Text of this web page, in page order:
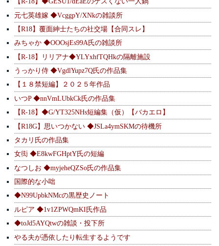
元七英雄嫁 ◆VcggpY/XNkの雑談所
【R18】覆面紳士たちの社交場【合同スレ】
みちゃか ◆OOOsjEs99A氏の雑談所
【R-18】リリアナ◆YLYxhfTQHkの隔離施設
うっかり侍 ◆VgdlYupz7Q氏の作品集
【１８禁短編】２０２５年作品
いつP ◆nnVmLUbkCk氏の作品集
【R-18】◆G/YT325NHs短編集（仮）【バカエロ】
【R18G】思いつかない ◆JSLa4ymSKMの待機所
タカリ氏の作品集
女衒 ◆E8kwFGHptY氏の短編
なつしお ◆myjeheQZSo氏の作品集
国際的な小咄
◆N99UpbkNMcの黒歴史ノート
ルピア ◆1v1ZPWQmKI氏作品
◆toJd5AYQtwの雑談・投下所
やる夫が憑依したり転生するようです